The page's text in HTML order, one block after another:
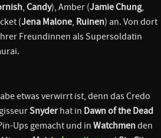
, Candy), Amber (Jamie Chung,
(Jena Malone, Ruinen) an. Von dort
Freundinnen als Supersoldatin
etwas verwirrt ist, denn das Credo
Snyderhat in Dawn of the Dead
Ups gemacht und inWatchmenden